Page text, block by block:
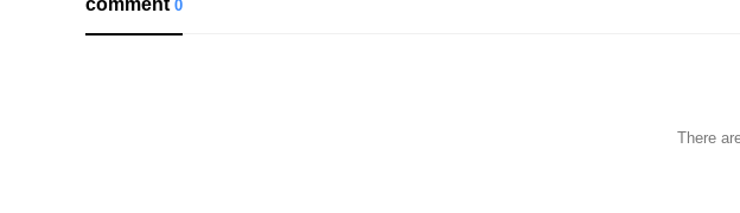
comment0
There